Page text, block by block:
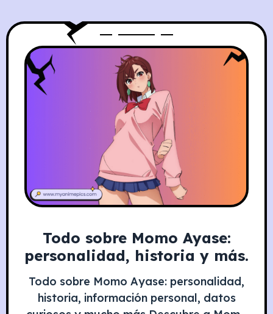
Takakura Estado actual
Todo sobre Momo Ayase:
personalidad, historia y más.
Todo sobre Momo Ayase: personalidad,
historia, información personal, datos